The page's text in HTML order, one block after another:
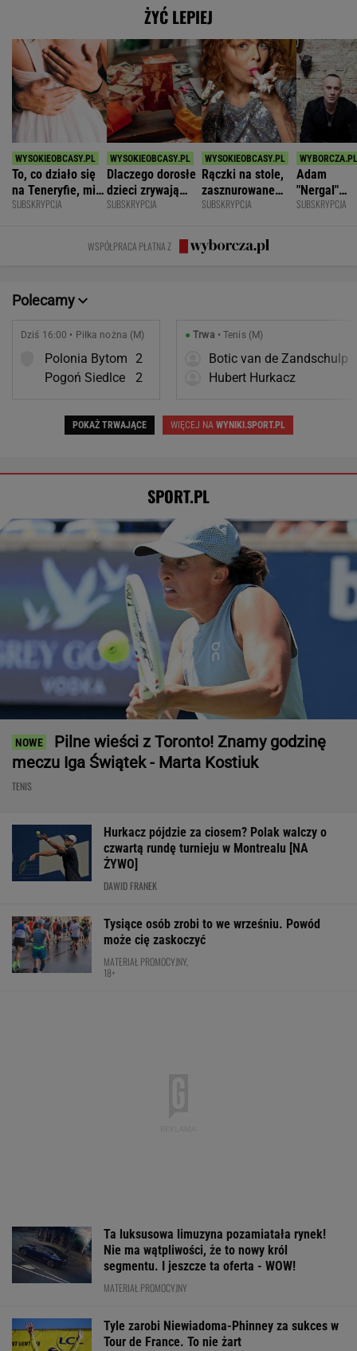
ŻYĆ LEPIEJ
To, co działo się
na Teneryfie, mi
się należało. Nie
SUBSKRYPCJA
Dlaczego dorosłe
dzieci zrywają
kontakt z
SUBSKRYPCJA
Rączki na stole,
zasznurowane
usta. Byłam
dużej dyscyplinie
SUBSKRYPCJA
Adam
"Nergal"
Darski: Ja
SUBSKRYPCJA
WSPÓŁPRACA PŁATNA Z
Polecamy
Dziś 16:00 • Piłka nożna (M)
Polonia Bytom
2
Pogoń Siedlce
2
●Trwa • Tenis (M)
Botic van de Zandschulp
Hubert Hurkacz
POKAŻ TRWAJĄCE WIĘCEJ NAWYNIKI.SPORT.PL
SPORT.PL
Pilne wieści z Toronto! Znamy godzinę
meczu Iga Świątek - Marta Kostiuk
TENIS
Hurkacz pójdzie za ciosem? Polak walczy o
czwartą rundę turnieju w Montrealu [NA
ŻYWO]
DAWID FRANEK
Tysiące osób zrobi to we wrześniu. Powód
może cię zaskoczyć
MATERIAŁ PROMOCYJNY,
18+
Ta luksusowa limuzyna pozamiatała rynek!
Nie ma wątpliwości, że to nowy król
segmentu. I jeszcze ta oferta - WOW!
MATERIAŁ PROMOCYJNY
Tyle zarobi Niewiadoma-Phinney za sukces w
Tour de France. To nie żart